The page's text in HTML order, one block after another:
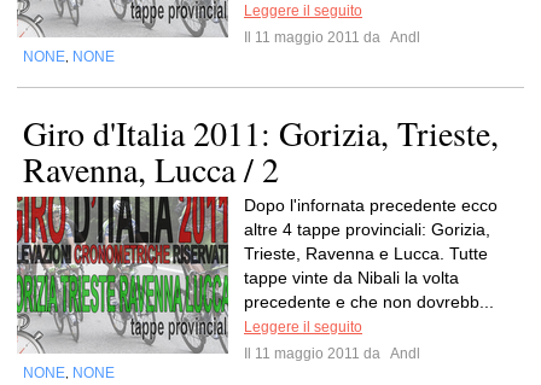
Leggere il seguito
Il 11 maggio 2011 da Andl
NONE NONE
Giro d'Italia 2011: Gorizia, Trieste,
Ravenna, Lucca / 2
Dopo l'infornata precedente ecco
altre 4 tappe provinciali: Gorizia,
Trieste, Ravenna e Lucca. Tutte
tappe vinte da Nibali la volta
precedente e che non dovrebb...
Leggere il seguito
Il 11 maggio 2011 da Andl
NONE NONE